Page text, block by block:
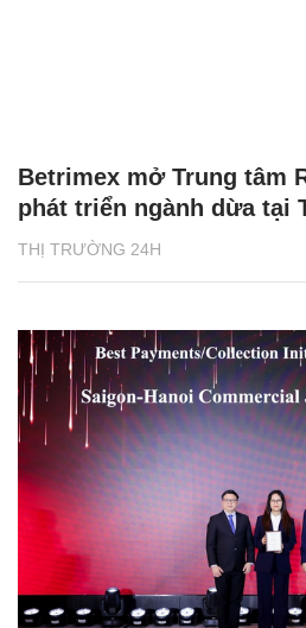
THỊ TRƯỜNG 24H
Betrimex mở Trung tâm
phát triển ngành dừa tại